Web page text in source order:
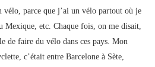
vélo, parce que j’ai un vélo partout où je
Mexique, etc. Chaque fois, on me disait,
de faire du vélo dans ces pays. Mon
c’était entre Barcelone à Sète,